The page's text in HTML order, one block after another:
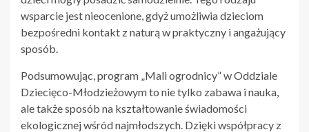
wsparcie jest nieocenione, gdyż umożliwia dzieciom
bezpośredni kontakt z naturą w praktyczny i angażujący
sposób.
Podsumowując, program „Mali ogrodnicy” w Oddziale
Dziecięco-Młodzieżowym to nie tylko zabawa i nauka,
ale także sposób na kształtowanie świadomości
ekologicznej wśród najmłodszych. Dzięki współpracy z